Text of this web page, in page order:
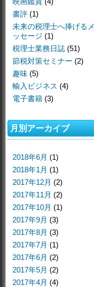
書評 (1)
未来の税理士へ捧げるメ
ッセージ (1)
税理士業務日誌 (51)
節税対策セミナー (2)
趣味 (5)
輸入ビジネス (4)
電子書籍 (3)
月別アーカイブ
2018年6月 (1)
2018年1月 (1)
2017年12月 (2)
2017年11月 (2)
2017年10月 (1)
2017年9月 (3)
2017年8月 (3)
2017年7月 (1)
2017年6月 (2)
2017年5月 (2)
2017年4月 (4)